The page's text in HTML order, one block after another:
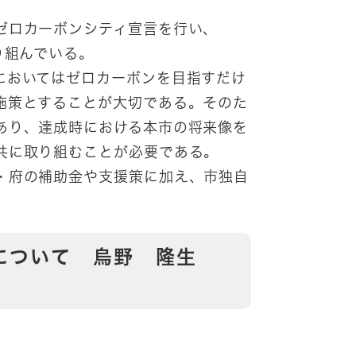
カーボンシティ宣言を行い、
んでいる。
いてはゼロカーボンを目指すだけ
とすることが大切である。そのた
、達成時における本市の将来像を
取り組むことが必要である。
の補助金や支援策に加え、市独自
について 烏野 隆生